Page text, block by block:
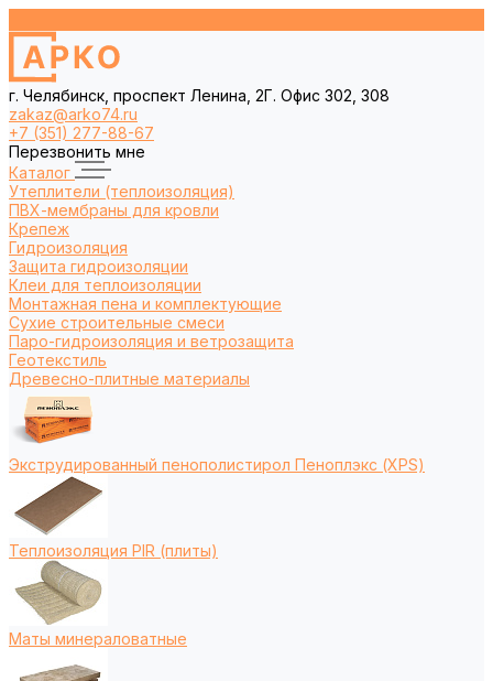
г. Челябинск, проспект Ленина, 2Г. Офис 302, 308
zakaz@arko74.ru
+7 (351) 277-88-67
Перезвонить мне
Каталог
Утеплители (теплоизоляция)
ПВХ-мембраны для кровли
Крепеж
Гидроизоляция
Защита гидроизоляции
Клеи для теплоизоляции
Монтажная пена и комплектующие
Сухие строительные смеси
Паро-гидроизоляция и ветрозащита
Геотекстиль
Древесно-плитные материалы
Экструдированный пенополистирол Пеноплэкс (XPS)
Теплоизоляция PIR (плиты)
Маты минераловатные